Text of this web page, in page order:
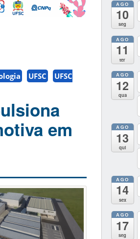
UFSC
UFSC
em
AGO
10
seg
AGO
11
ter
AGO
12
qua
AGO
13
qui
AGO
14
sex
AGO
17
seg